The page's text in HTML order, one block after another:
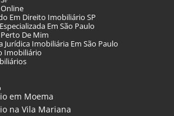
Em Direito Imobiliário SP
Em São Paulo
De Mim
Jurídica Imobiliária Em São Paulo
Imobiliário
em Moema
na Vila Mariana